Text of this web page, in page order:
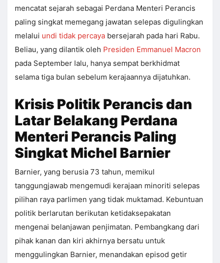
mencatat sejarah sebagai Perdana Menteri Perancis
paling singkat memegang jawatan selepas digulingkan
melalui undi tidak percaya bersejarah pada hari Rabu.
Beliau, yang dilantik oleh Presiden Emmanuel Macron
pada September lalu, hanya sempat berkhidmat
selama tiga bulan sebelum kerajaannya dijatuhkan.
Krisis Politik Perancis dan
Latar Belakang Perdana
Menteri Perancis Paling
Singkat Michel Barnier
Barnier, yang berusia 73 tahun, memikul
tanggungjawab mengemudi kerajaan minoriti selepas
pilihan raya parlimen yang tidak muktamad. Kebuntuan
politik berlarutan berikutan ketidaksepakatan
mengenai belanjawan penjimatan. Pembangkang dari
pihak kanan dan kiri akhirnya bersatu untuk
menggulingkan Barnier, menandakan episod getir